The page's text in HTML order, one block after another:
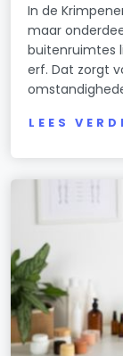
In de
maar
buitenruimtes
erf. Dat zorgt
LEES